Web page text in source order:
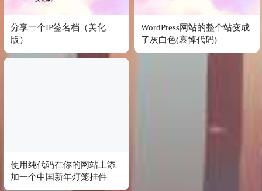
分享一个IP签名档（美化
版）
WordPress网站的整个站变成
了灰白色(哀悼代码)
使用纯代码在你的网站上添
加一个中国新年灯笼挂件